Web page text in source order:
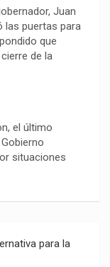
Juan
las puertas para
que
de la
el último
situaciones
para la